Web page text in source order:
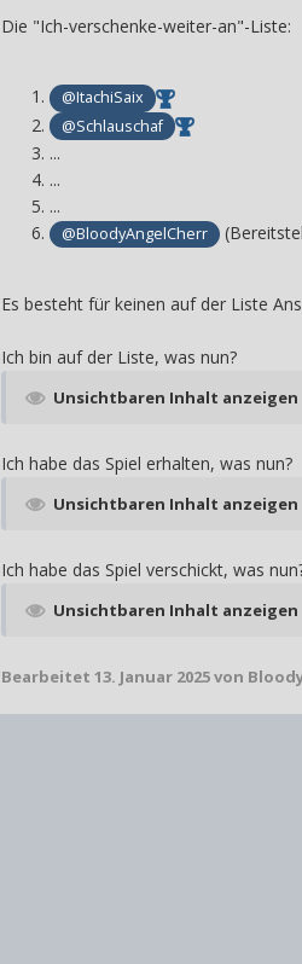
Die "Ich-verschenke-weiter-an"-Liste:
@ItachiSaix
@Schlauschaf
...
...
...
@BloodyAngelCherr
Es besteht für keinen auf der Liste
Ich bin auf der Liste, was nun?
Unsichtbaren Inhalt anzeigen
Ich habe das Spiel erhalten, was nun?
Unsichtbaren Inhalt anzeigen
Ich habe das Spiel verschickt, was
Unsichtbaren Inhalt anzeigen
Bearbeitet 13. Januar 2025von